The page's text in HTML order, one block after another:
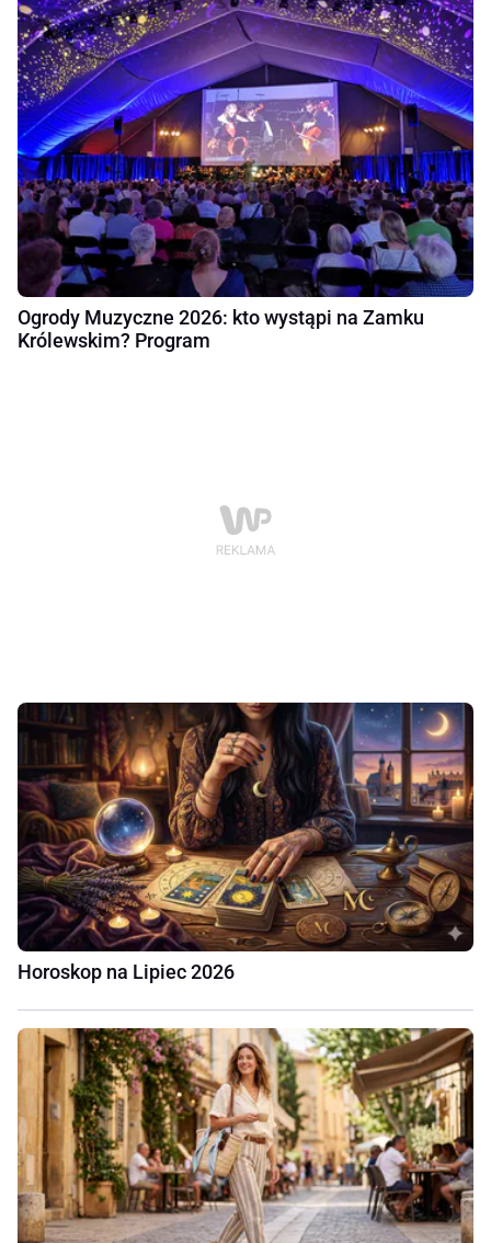
Ogrody Muzyczne 2026: kto wystąpi na Zamku
Królewskim? Program
Horoskop na Lipiec 2026